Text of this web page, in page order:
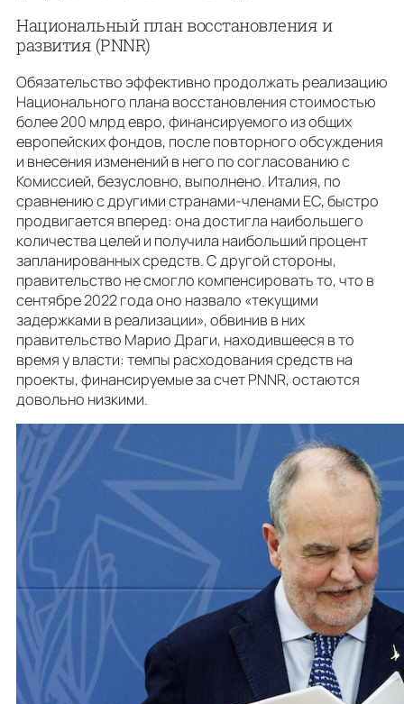
Национальный план восстановления и
развития (PNNR)
Обязательство эффективно продолжать реализацию
Национального плана восстановления стоимостью
более 200 млрд евро, финансируемого из общих
европейских фондов, после повторного обсуждения
и внесения изменений в него по согласованию с
Комиссией, безусловно, выполнено. Италия, по
сравнению с другими странами-членами ЕС, быстро
продвигается вперед: она достигла наибольшего
количества целей и получила наибольший процент
запланированных средств. С другой стороны,
правительство не смогло компенсировать то, что в
сентябре 2022 года оно назвало «текущими
задержками в реализации», обвинив в них
правительство Марио Драги, находившееся в то
время у власти: темпы расходования средств на
проекты, финансируемые за счет PNNR, остаются
довольно низкими.